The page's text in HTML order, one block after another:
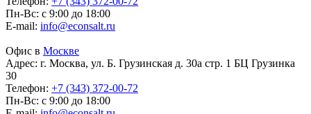
Пн-Вс: с 9:00 до 18:00
E-mail: info@econsalt.ru
Офис в Москве
Адрес: г. Москва, ул. Б. Грузинская д. 30а стр. 1 БЦ Грузинка
30
Телефон: +7 (343) 372-00-72
Пн-Вс: с 9:00 до 18:00